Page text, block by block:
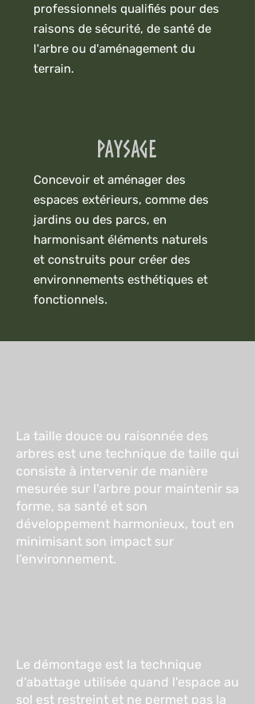
professionnels qualifiés pour des
raisons de sécurité, de santé de
l'arbre ou d'aménagement du
terrain.
Paysage
Concevoir et aménager des
espaces extérieurs, comme des
jardins ou des parcs, en
harmonisant éléments naturels
et construits pour créer des
environnements esthétiques et
fonctionnels.
La taille douce ou raisonnée des
arbres est une technique de taille qui
consiste à intervenir de manière
mesurée sur l'arbre pour maintenir sa
forme, sa santé et son
développement harmonieux, tout en
minimisant son impact sur
l'environnement.
Le démontage est la technique
d'abattage utilisée quand l'espace au
sol est restreint et ne permet pas la